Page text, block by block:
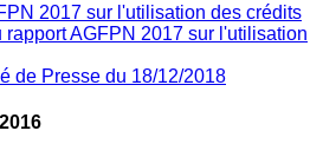
2017 sur l'utilisation des crédits
rapport AGFPN 2017 sur l'utilisation
de Presse du 18/12/2018